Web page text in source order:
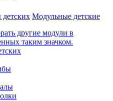
Модульные детские
другие модули в
таким значком.